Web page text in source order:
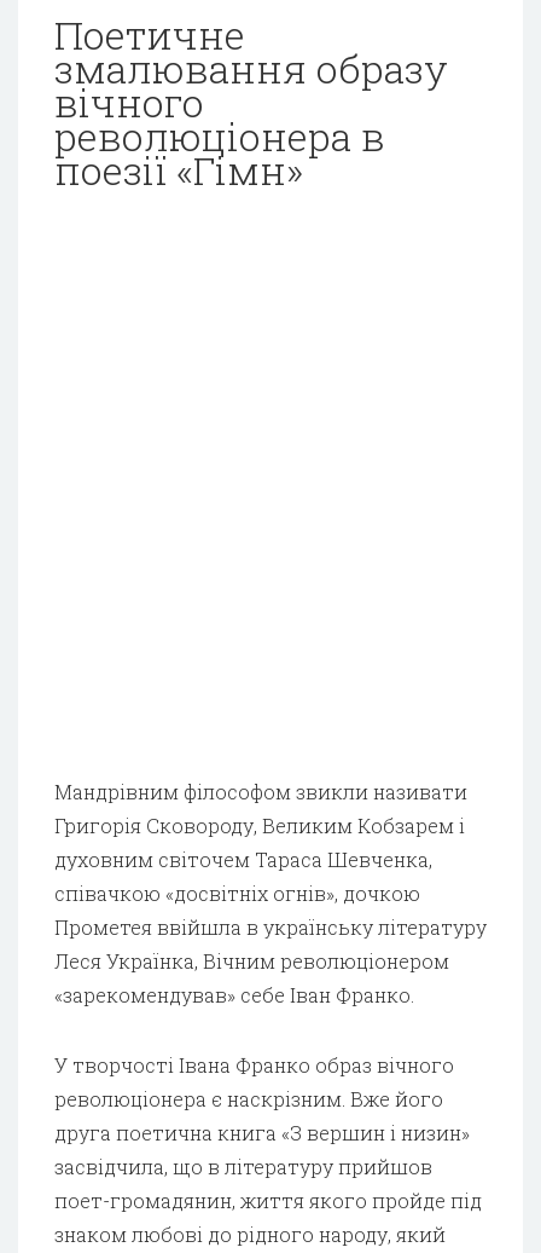
Поетичне
змалювання образу
вічного
революціонера в
поезії «Гімн»
Мандрівним філософом звикли називати
Григорія Сковороду, Великим Кобзарем і
духовним світочем Тараса Шевченка,
співачкою «досвітніх огнів», дочкою
Прометея ввійшла в українську літературу
Леся Українка, Вічним революціонером
«зарекомендував» себе Іван Франко.
У творчості Івана Франко образ вічного
революціонера є наскрізним. Вже його
друга поетична книга «З вершин і низин»
засвідчила, що в літературу прийшов
поет-громадянин, життя якого пройде під
знаком любові до рідного народу, який